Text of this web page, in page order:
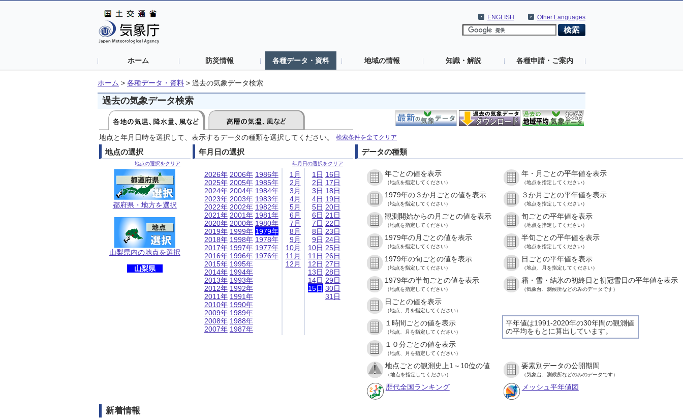
Other Languages
ENGLISH
ホーム 防災情報 各種データ・資料 地域の情報 知識・解説 各種申請・ご案内
ホーム > 各種データ・資料 > 過去の気象データ検索
過去の気象データ検索
地点と年月日時を選択して、表示するデータの種類を選択してください。 検索条件を全てクリア
地点の選択
地点の選択をクリア
都府県・地方を選択
山梨県内の地点を選択
山梨県
年月日の選択
年月日の選択をクリア
2026年
2025年
2024年
2023年
2022年
2021年
2020年
2019年
2018年
2017年
2016年
2015年
2014年
2013年
2012年
2011年
2010年
2009年
2008年
2007年
2006年
2005年
2004年
2003年
2002年
2001年
2000年
1999年
1998年
1997年
1996年
1995年
1994年
1993年
1992年
1991年
1990年
1989年
1988年
1987年
1986年
1985年
1984年
1983年
1982年
1981年
1980年
1979年
1978年
1977年
1976年
1月
2月
3月
4月
5月
6月
7月
8月
9月
10月
11月
12月
1日
2日
3日
4日
5日
6日
7日
8日
9日
10日
11日
12日
13日
14日
15日
16日
17日
18日
19日
20日
21日
22日
23日
24日
25日
26日
27日
28日
29日
30日
31日
データの種類
年ごとの値を表示
（地点を指定してください）
年・月ごとの平年値を表示
（地点を指定してください）
1979年の３か月ごとの値を表示
（地点を指定してください）
３か月ごとの平年値を表示
（地点を指定してください）
観測開始からの月ごとの値を表示
（地点を指定してください）
旬ごとの平年値を表示
（地点を指定してください）
1979年の月ごとの値を表示
（地点を指定してください）
半旬ごとの平年値を表示
（地点を指定してください）
1979年の旬ごとの値を表示
（地点を指定してください）
日ごとの平年値を表示
（地点、月を指定してください）
1979年の半旬ごとの値を表示
（地点を指定してください）
霜・雪・結氷の初終日と初冠雪日の平年値を表示
（気象台、測候所などのみのデータです）
日ごとの値を表示
（地点、月を指定してください）
平年値は1991-2020年の30年間の観測値
の平均をもとに算出しています。
１時間ごとの値を表示
（地点、月を指定してください）
１０分ごとの値を表示
（地点、月を指定してください）
地点ごとの観測史上1～10位の値
（地点を指定してください）
要素別データの公開期間
（気象台、測候所などのみのデータです）
歴代全国ランキング メッシュ平年値図
新着情報